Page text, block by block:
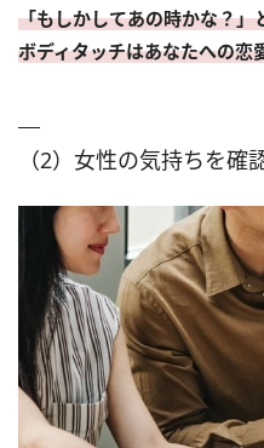
「もしかしてあの時かな？」
ボディタッチはあなたへの恋
（2）女性の気持ちを確